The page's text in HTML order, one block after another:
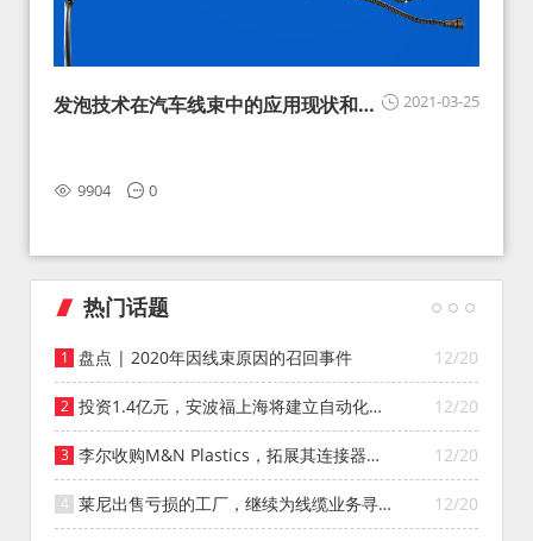
2021-03-25
发泡技术在汽车线束中的应用现状和展
9904 0
热门话题
12/20
盘点 | 2020年因线束原因的召回事件
12/20
投资1.4亿元，安波福上海将建立自动化智
能仓库
12/20
李尔收购M&N Plastics，拓展其连接器系
统业务
12/20
莱尼出售亏损的工厂，继续为线缆业务寻找
投资者